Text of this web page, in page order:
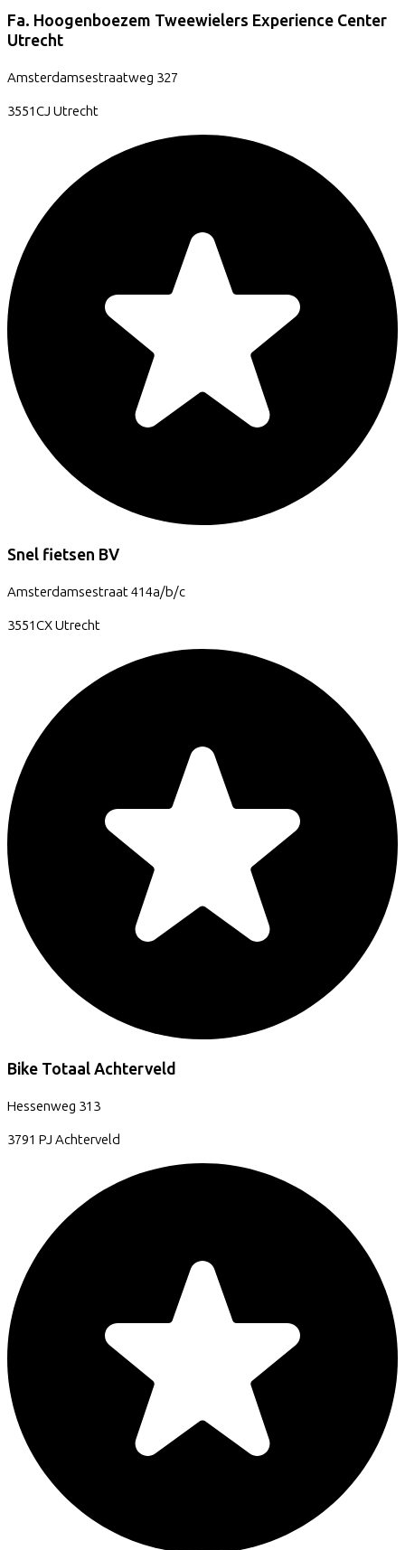
Fa. Hoogenboezem Tweewielers Experience Center
Utrecht
Amsterdamsestraatweg 327
3551CJ Utrecht
Snel fietsen BV
Amsterdamsestraat414a/b/c
3551CXUtrecht
Bike Totaal Achterveld
Hessenweg 313
3791 PJ Achterveld